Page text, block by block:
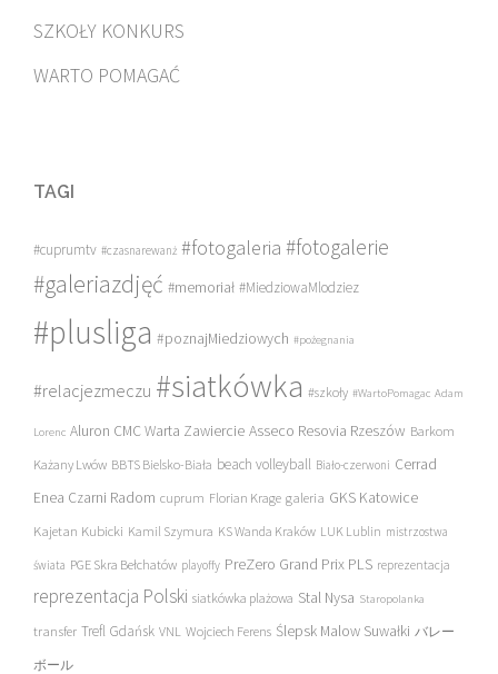
SZKOŁY KONKURS
WARTO POMAGAĆ
TAGI
#cuprumtv #czasnarewanż #fotogaleria #fotogalerie
#galeriazdjęć #memoriał #MiedziowaMlodziez
#plusliga #poznajMiedziowych #pożegnania
#relacjezmeczu #siatkówka #szkoły #WartoPomagac Adam
Lorenc Aluron CMC Warta Zawiercie Asseco Resovia Rzeszów Barkom
Każany Lwów BBTS Bielsko-Biała beach volleyball Biało-czerwoni Cerrad
Enea Czarni Radom cuprum Florian Krage galeria GKS Katowice
Kajetan Kubicki Kamil Szymura KS Wanda Kraków LUK Lublin mistrzostwa
świata PGE Skra Bełchatów playoffy PreZero Grand Prix PLS reprezentacja
reprezentacja Polski siatkówka plażowa Stal Nysa Staropolanka
transfer Trefl Gdańsk VNL Wojciech Ferens Ślepsk Malow Suwałki バレー
ボール